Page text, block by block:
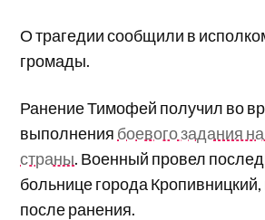
О трагедии сообщили в
громады.
Ранение Тимофей получил во
выполнения боевого задания
страны. Военный провел
больнице города Кропивницкий,
после ранения.